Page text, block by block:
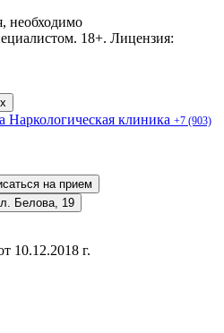
необходимо
18+. Лицензия:
Наркологическая клиника +7 (903)
на прием
Белова, 19
10.12.2018 г.